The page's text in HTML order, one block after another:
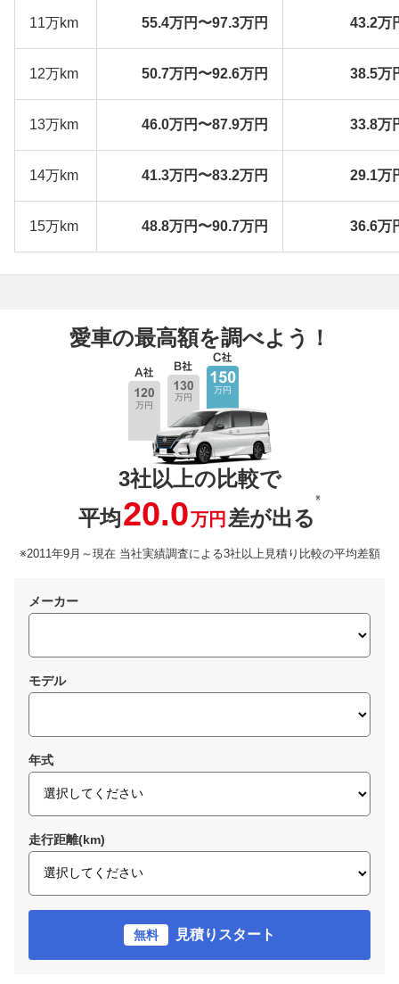
11万km 55.4万円〜97.3万円 43.2万
12万km 50.7万円〜92.6万円 38.5万
13万km 46.0万円〜87.9万円 33.8万
14万km 41.3万円〜83.2万円 29.1万
15万km 48.8万円〜90.7万円 36.6万
愛車の最高額を調べよう！
3社以上の比較で
平均20.0万円 差が出る
※
※2011年9月～現在 当社実績調査による3社以上見積り比較の平均差額
メーカー
モデル
年式
走行距離(km)
無料 見積りスタート